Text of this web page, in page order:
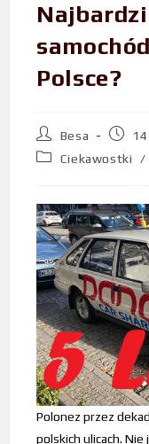
Polsce?
Besa
Ciekawostki
/
Polonez przez
polskich ulicach.